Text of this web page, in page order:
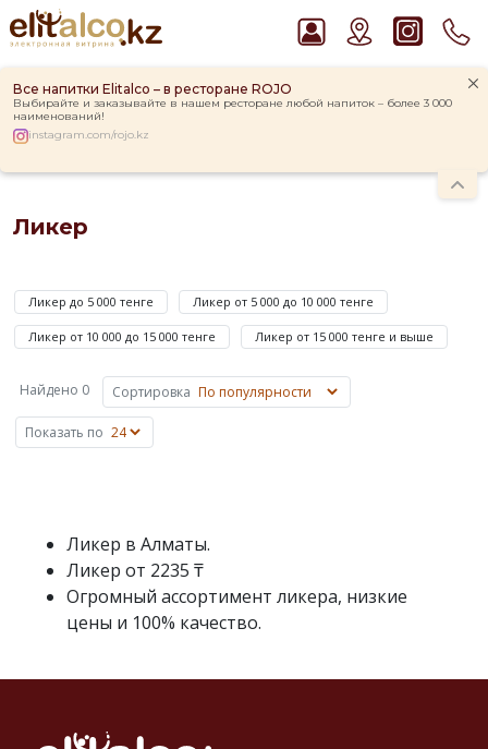
Все напитки Elitalco – в ресторане ROJO
Выбирайте и заказывайте в нашем ресторане любой напиток – более 3 000
наименований!
instagram.com/rojo.kz
Виски Talisker 10 YO Malt 45,8% in Box
Водка Smirnoff Red Vodka 37,5%
Джин Gordon`s London Dry Gin 37,5%
Ликер
это
напиток,
который
приготовлен
на
основе
крепкого
использованием
различных
наполнителей,
Ликер до 5 000 тенге Ликер от 5 000 до 10 000 тенге
Ликер от 10 000 до 15 000 тенге Ликер от 15 000 тенге и выше
Найдено 0 Сортировка
Показать по
Ликер в Алматы.
Ликер от 2235 ₸
Огромный ассортимент ликера, низкие
цены и 100% качество.